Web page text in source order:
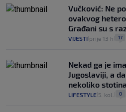
Vučković: Ne
ovakvog
Građani su s
VIJESTI prije 13 h 17
Nekad ga je
Jugoslaviji, a
nekoliko
LIFESTYLE 5. kol. 0